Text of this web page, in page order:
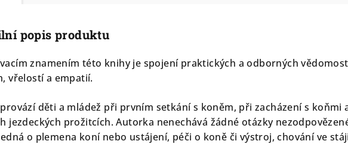
popis produktu
znamením této knihy je spojení praktických a odborných
vřelostí a empatií.
děti a mládež při prvním setkání s koněm, při zacházení s koňmi
jezdeckých prožitcích. Autorka nenechává žádné otázky
o plemena koní nebo ustájení, péči o koně či výstroj, chování ve